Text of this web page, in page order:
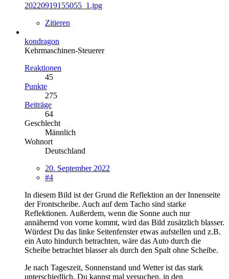
20220919155055_1.jpg
Zitieren
kondragon
Kehrmaschinen-Steuerer
Reaktionen
45
Punkte
275
Beiträge
64
Geschlecht
Männlich
Wohnort
Deutschland
20. September 2022
#4
In diesem Bild ist der Grund die Reflektion an der Innenseite
der Frontscheibe. Auch auf dem Tacho sind starke
Reflektionen. Außerdem, wenn die Sonne auch nur
annähernd von vorne kommt, wird das Bild zusätzlich blasser.
Würdest Du das linke Seitenfenster etwas aufstellen und z.B.
ein Auto hindurch betrachten, wäre das Auto durch die
Scheibe betrachtet blasser als durch den Spalt ohne Scheibe.
Je nach Tageszeit, Sonnenstand und Wetter ist das stark
unterschiedlich. Du kannst mal versuchen, in den